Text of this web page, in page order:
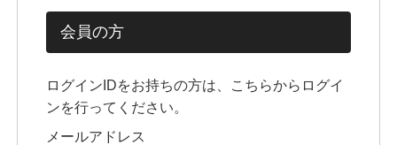
会員の方
ログインIDをお持ちの方は、こちらからログイ
ンを行ってください。
メールアドレス